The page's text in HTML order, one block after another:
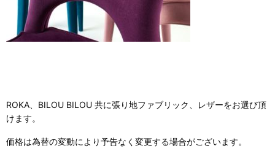
ROKA、BILOU BILOU 共に張り地ファブリック、レザーをお選び頂
けます。
価格は為替の変動により予告なく変更する場合がございます。